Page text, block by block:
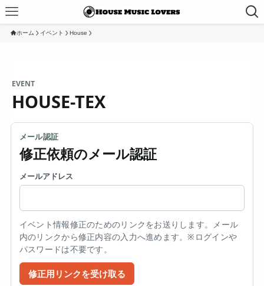
ホーム イベント House
EVENT
HOUSE-TEX
メール認証
修正依頼のメール認証
メールアドレス
イベント情報修正のためのリンクをお送りします。メール
内のリンクから修正内容の入力へ進めます。※ログインや
パスワードは不要です。
修正用リンクを受け取る